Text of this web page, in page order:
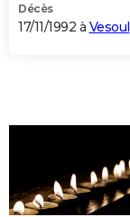
Décès
17/11/1992 à Vesoul